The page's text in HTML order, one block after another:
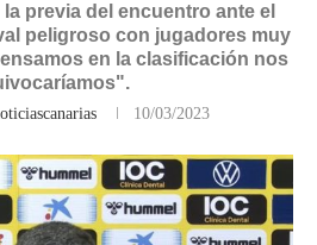
previa del encuentro ante el
peligroso con jugadores muy
en la clasificación nos
10/03/2023